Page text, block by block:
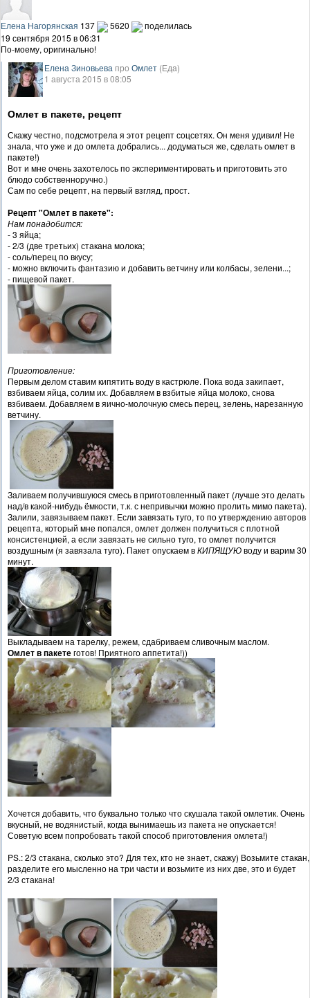
Елена Нагорянская 137 5620
поделилась
19 сентября 2015 в 06:31
По-моему, оригинально!
Елена Зиновьева про Омлет (Еда)
1 августа 2015 в 08:05
Омлет в пакете, рецепт
Скажу честно, подсмотрела я этот рецепт соцсетях. Он меня удивил! Не
знала, что уже и до омлета добрались... додуматься же, сделать омлет в
пакете!)
Вот и мне очень захотелось по экспериментировать и приготовить это
блюдо собственноручно.)
Сам по себе рецепт, на первый взгляд, прост.
Рецепт "Омлет в пакете":
Нам понадобится:
- 3 яйца;
- 2/3 (две третьих) стакана молока;
- соль/перец по вкусу;
- можно включить фантазию и добавить ветчину или колбасы, зелени...;
- пищевой пакет.
Приготовление:
Первым делом ставим кипятить воду в кастрюле. Пока вода закипает,
взбиваем яйца, солим их. Добавляем в взбитые яйца молоко, снова
взбиваем. Добавляем в яично-молочную смесь перец, зелень, нарезанную
ветчину.
Заливаем получившуюся смесь в приготовленный пакет (лучше это делать
над/в какой-нибудь ёмкости, т.к. с непривычки можно пролить мимо пакета).
Залили, завязываем пакет. Если завязать туго, то по утверждению авторов
рецепта, который мне попался, омлет должен получиться с плотной
консистенцией, а если завязать не сильно туго, то омлет получится
воздушным (я завязала туго). Пакет опускаем вКИПЯЩУЮводу и варим 30
минут.
Выкладываем на тарелку, режем, сдабриваем сливочным маслом.
Омлет в пакетеготов! Приятного аппетита!))
Хочется добавить, что буквально только что скушала такой омлетик. Очень
вкусный, не водянистый, когда вынимаешь из пакета не опускается!
Советую всем попробовать такой способ приготовления омлета!)
PS.: 2/3 стакана, сколько это? Для тех, кто не знает, скажу) Возьмите стакан,
разделите его мысленно на три части и возьмите из них две, это и будет
2/3 стакана!